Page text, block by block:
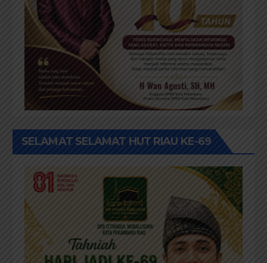
SELAMAT SELAMAT HUT RIAU KE-69